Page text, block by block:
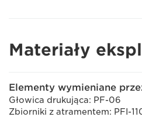
Materiały
Elementy wymieniane
Głowica drukująca: PF-06
Zbiorniki z atramentem: PFI-